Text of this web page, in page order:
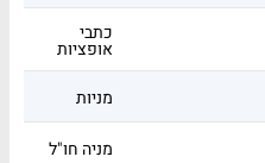
כתבי
אופציות
מניות
מניה חו"ל